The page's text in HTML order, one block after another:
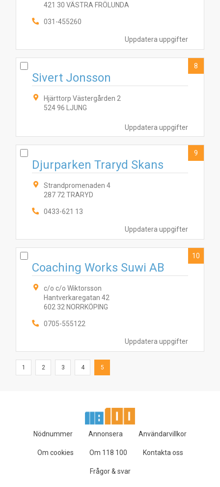
Uppdatera uppgifter
421 30 VÄSTRA FRÖLUNDA
031-455260
Uppdatera uppgifter
Sivert Jonsson
Hjärttorp Västergården 2
524 96 LJUNG
8
Uppdatera uppgifter
Djurparken Traryd Skans
Strandpromenaden 4
287 72 TRARYD
0433-621 13
9
Uppdatera uppgifter
Coaching Works Suwi AB
c/o c/o Wiktorsson
Hantverkaregatan 42
602 32 NORRKÖPING
0705-555122
10
1 2 3 4 5
Nödnummer Annonsera Användarvillkor
Om cookies Om 118 100 Kontakta oss
Frågor & svar